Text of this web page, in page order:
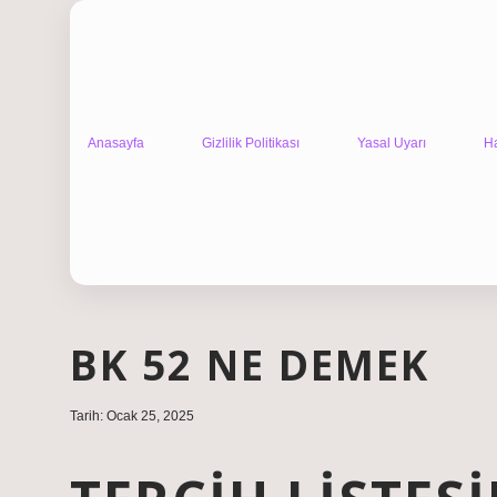
Anasayfa Gizlilik Politikası Yasal Uyarı
BK 52 NE DEMEK
Tarih: Ocak 25, 2025